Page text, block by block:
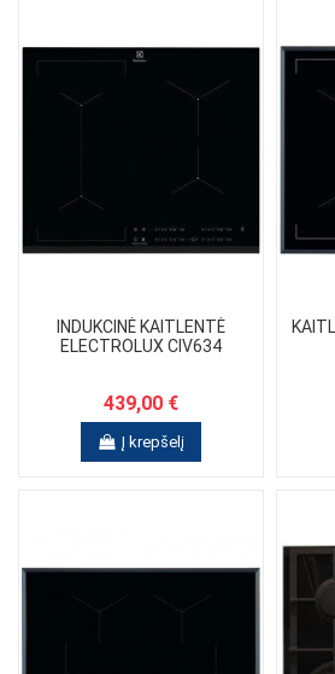
INDUKCINĖ KAITLENTĖ
ELECTROLUX CIV634
439,00 €
Į krepšelį